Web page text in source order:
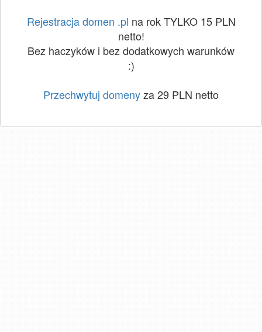
Rejestracja domen .pl na rok TYLKO 15 PLN
netto!
Bez haczyków i bez dodatkowych warunków
:)
Przechwytuj domenyza 29 PLN netto